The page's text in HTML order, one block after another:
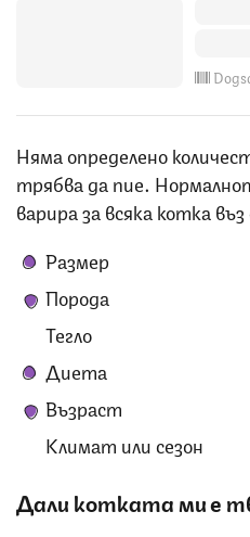
Няма определено
трябва да пие.
варира за всяка котка
Размер
Порода
Тегло
Диета
Възраст
Климат или сезон
Дали котката ми е